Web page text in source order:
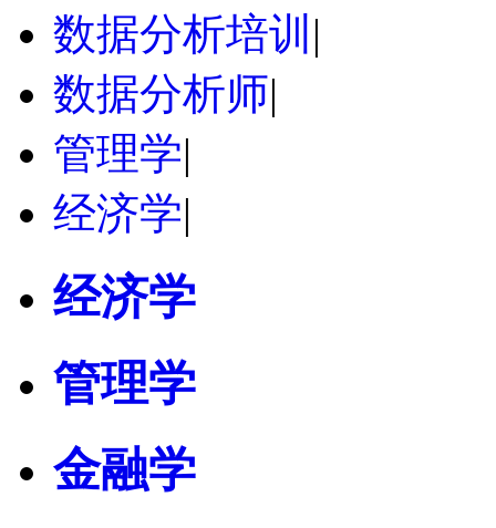
数据分析培训 |
数据分析师|
管理学|
经济学|
经济学
管理学
金融学